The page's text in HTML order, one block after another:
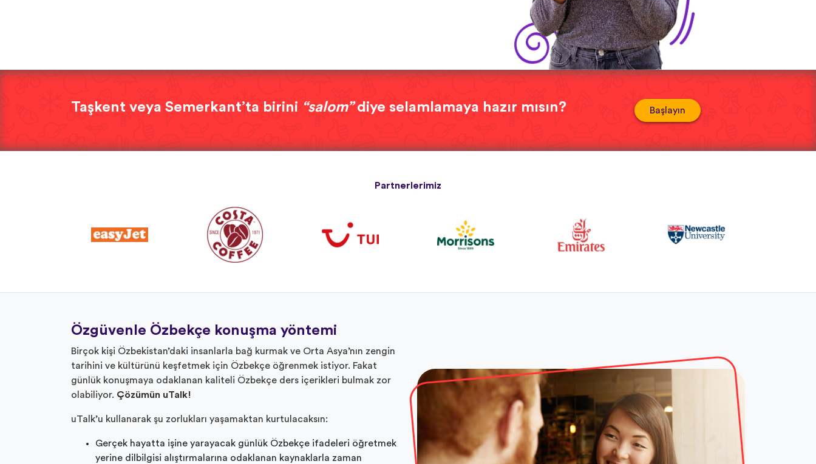
Taşkent veya Semerkant’ta birini “salom”diye selamlamaya hazır mısın? Başlayın
Partnerlerimiz
Özgüvenle Özbekçe konuşma yöntemi
Birçok kişi Özbekistan’daki insanlarla bağ kurmak ve Orta Asya’nın zengin
tarihini ve kültürünü keşfetmek için Özbekçe öğrenmek istiyor. Fakat
günlük konuşmaya odaklanan kaliteli Özbekçe ders içerikleri bulmak zor
olabiliyor. Çözümün uTalk!
uTalk’u kullanarak şu zorlukları yaşamaktan kurtulacaksın:
Gerçek hayatta işine yarayacak günlük Özbekçe ifadeleri öğretmek
yerine dilbilgisi alıştırmalarına odaklanan kaynaklarla zaman